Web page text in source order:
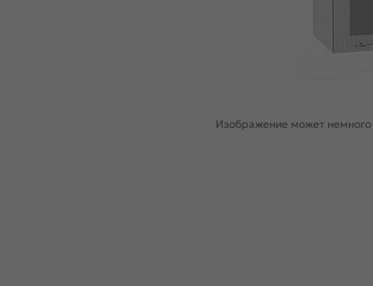
Изображение может немного